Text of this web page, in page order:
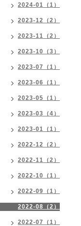
2024-01（1）
2023-12（2）
2023-11（2）
2023-10（3）
2023-07（1）
2023-06（1）
2023-05（1）
2023-03（4）
2023-01（1）
2022-12（2）
2022-11（2）
2022-10（1）
2022-09（1）
2022-08（2）
2022-07（1）